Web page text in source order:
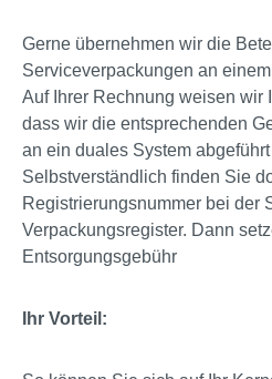
Gerne übernehmen wir die
Serviceverpackungen an
Auf Ihrer Rechnung weisen wir
dass wir die entsprechenden
an ein duales System
Selbstverständlich finden Sie
Registrierungsnummer bei der
Verpackungsregister. Dann
Entsorgungsgebühr
Ihr Vorteil: